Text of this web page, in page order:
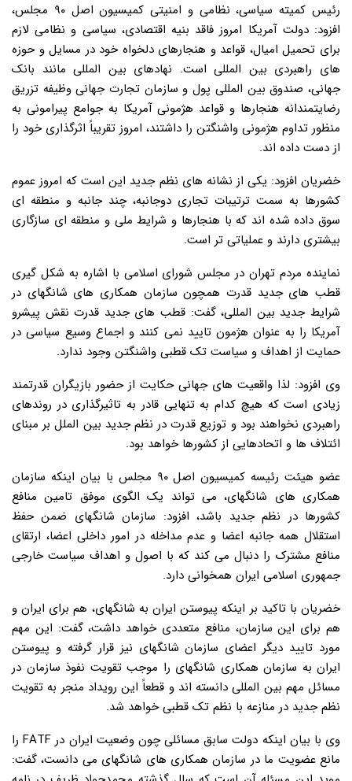
رئیس کمیته سیاسی، نظامی و امنیتی کمیسیون اصل ۹۰ مجلس،
افزود: دولت آمریکا امروز فاقد بنیه اقتصادی، سیاسی و نظامی لازم
برای تحمیل امیال، قواعد و هنجارهای دلخواه خود در مسایل و حوزه
های راهبردی بین المللی است. نهادهای بین المللی مانند بانک
جهانی، صندوق بین المللی پول و سازمان تجارت جهانی وظیفه تزریق
رضایتمندانه هنجارها و قواعد هژمونی آمریکا به جوامع پیرامونی به
منظور تداوم هژمونی واشنگتن را داشتند، امروز تقریباً اثرگذاری خود را
از دست داده اند.
خضریان افزود: یکی از نشانه های نظم جدید این است که امروز عموم
کشورها به سمت ترتیبات تجاری دوجانبه، چند جانبه و منطقه ای
سوق داده شده اند که با هنجارها و شرایط ملی و منطقه ای سازگاری
بیشتری دارند و عملیاتی تر است.
نماینده مردم تهران در مجلس شورای اسلامی با اشاره به شکل گیری
قطب های جدید قدرت همچون سازمان همکاری های شانگهای در
شرایط جدید بین المللی، گفت: قطب های جدید قدرت نقش پیشرو
آمریکا را به عنوان هژمون تایید نمی کنند و اجماع وسیع سیاسی در
حمایت از اهداف و سیاست تک قطبی واشنگتن وجود ندارد.
وی افزود: لذا واقعیت های جهانی حکایت از حضور بازیگران قدرتمند
زیادی است که هیچ کدام به تنهایی قادر به تاثیرگذاری در روندهای
راهبردی نخواهند بود و توزیع قدرت در نظم جدید بین الملل بر مبنای
ائتلاف ها و اتحادهایی از کشورها خواهد بود.
عضو هیئت رئیسه کمیسیون اصل ۹۰ مجلس با بیان اینکه سازمان
همکاری های شانگهای، می تواند یک الگوی موفق تامین منافع
کشورها در نظم جدید باشد، افزود: سازمان شانگهای ضمن حفظ
استقلال همه جانبه اعضا و عدم مداخله در امور داخلی اعضا، ارتقای
منافع مشترک را دنبال می کند که با اصول و اهداف سیاست خارجی
جمهوری اسلامی ایران همخوانی دارد.
خضریان با تاکید بر اینکه پیوستن ایران به شانگهای، هم برای ایران و
هم برای این سازمان، منافع متعددی خواهد داشت، گفت: این مهم
مورد تایید دیگر اعضای سازمان شانگهای نیز قرار گرفته و پیوستن
ایران به سازمان همکاری شانگهای را موجب تقویت نفوذ سازمان در
مسائل مهم بین المللی دانسته اند و قطعاً این رویداد منجر به تقویت
نظم جدید در منازعه با نظم تک قطبی خواهد شد.
وی با بیان اینکه دولت سابق مسائلی چون وضعیت ایران در FATF را
مانع عضویت ما در سازمان همکاری های شانگهای می دانست، گفت: